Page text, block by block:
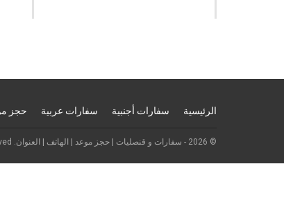
الرئيسية سفارات أجنبية سفارات عربية حجز
© 2026 - سفارات و قنصليات | حجز موعد | الهاتف | العنوان. All Rights Reserved.